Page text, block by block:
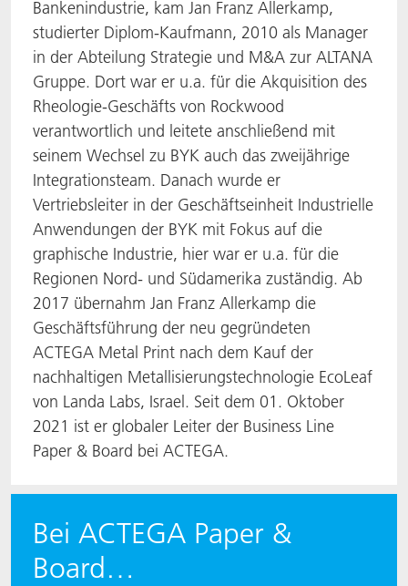
Bankenindustrie, kam Jan Franz Allerkamp,
studierter Diplom-Kaufmann, 2010 als Manager
in der Abteilung Strategie und M&A zur ALTANA
Gruppe. Dort war er u.a. für die Akquisition des
Rheologie-Geschäfts von Rockwood
verantwortlich und leitete anschließend mit
seinem Wechsel zu BYK auch das zweijährige
Integrationsteam. Danach wurde er
Vertriebsleiter in der Geschäftseinheit Industrielle
Anwendungen der BYK mit Fokus auf die
graphische Industrie, hier war er u.a. für die
Regionen Nord- und Südamerika zuständig. Ab
2017 übernahm Jan Franz Allerkamp die
Geschäftsführung der neu gegründeten
ACTEGA Metal Print nach dem Kauf der
nachhaltigen Metallisierungstechnologie EcoLeaf
von Landa Labs, Israel. Seit dem 01. Oktober
2021 ist er globaler Leiter der Business Line
Paper & Board bei ACTEGA.
Bei ACTEGA Paper &
Board…